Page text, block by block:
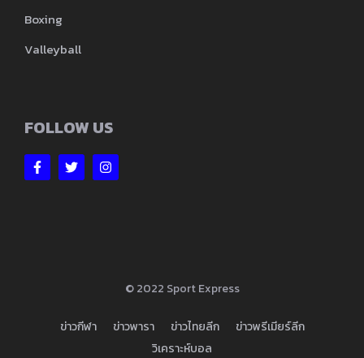
Boxing
Valleyball
FOLLOW US
© 2022 Sport Express
ข่าวกีฬา ข่าวพารา ข่าวไทยลีก
ข่าวพรีเมียร์ลีก
วิเคราะห์บอล